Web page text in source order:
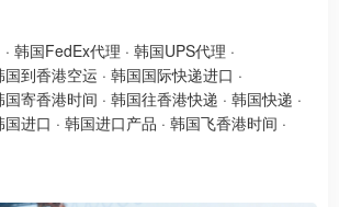
· 韩国FedEx代理 · 韩国UPS代理 ·
国到香港空运 · 韩国国际快递进口 ·
国寄香港时间 · 韩国往香港快递 · 韩国快递 ·
国进口 · 韩国进口产品 · 韩国飞香港时间 ·